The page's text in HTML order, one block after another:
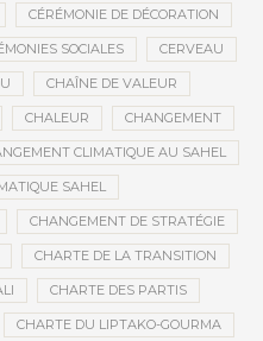
CÉRÉMONIE DE DÉCORATION
SOCIALES CERVEAU
CHAÎNE DE VALEUR
CHALEUR CHANGEMENT
CLIMATIQUE AU SAHEL
SAHEL
CHANGEMENT DE STRATÉGIE
CHARTE DE LA TRANSITION
CHARTE DES PARTIS
CHARTE DU LIPTAKO-GOURMA